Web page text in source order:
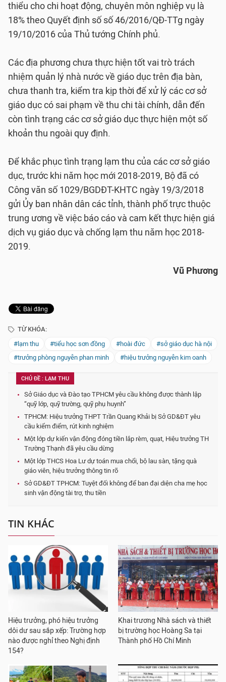
thiểu cho chi hoạt động, chuyên môn nghiệp vụ là
18% theo Quyết định số số 46/2016/QĐ-TTg ngày
19/10/2016 của Thủ tướng Chính phủ.
Các địa phương chưa thực hiện tốt vai trò trách
nhiệm quản lý nhà nước về giáo dục trên địa bàn,
chưa thanh tra, kiểm tra kịp thời để xử lý các cơ sở
giáo dục có sai phạm về thu chi tài chính, dẫn đến
còn tình trạng các cơ sở giáo dục thực hiện một số
khoản thu ngoài quy định.
Để khắc phục tình trạng lạm thu của các cơ sở giáo
dục, trước khi năm học mới 2018-2019, Bộ đã có
Công văn số 1029/BGDĐT-KHTC ngày 19/3/2018
gửi Ủy ban nhân dân các tỉnh, thành phố trực thuộc
trung ương về việc báo cáo và cam kết thực hiện giá
dịch vụ giáo dục và chống lạm thu năm học 2018-
2019.
Vũ Phương
TỪ KHÓA:
#lạm thu
#tiểu học sơn đồng #hoài đức
#sở giáo dục hà nội
#trưởng phòng nguyễn phan minh
#hiệu trưởng nguyễn kim oanh
CHỦ ĐỀ : LẠM THU
Sở Giáo dục và Đào tạo TPHCM yêu cầu không được thành lập
“quỹ lớp, quỹ trường, quỹ phụ huynh”
TPHCM: Hiệu trưởng THPT Trần Quang Khải bị Sở GD&ĐT yêu
cầu kiểm điểm, rút kinh nghiệm
Một lớp dự kiến vận động đóng tiền lắp rèm, quạt, Hiệu trưởng TH
Trường Thạnh đã yêu cầu dừng
Một lớp THCS Hoa Lư dự toán mua chổi, bộ lau sàn, tặng quà
giáo viên, hiệu trưởng thông tin rõ
Sở GD&ĐT TPHCM: Tuyệt đối không để ban đại diện cha mẹ học
sinh vận động tài trợ, thu tiền
TIN KHÁC
Hiệu trưởng, phó hiệu trưởng
dôi dư sau sắp xếp: Trường hợp
nào được nghỉ theo Nghị định
154?
Khai trương Nhà sách và thiết
bị trường học Hoàng Sa tại
Thành phố Hồ Chí Minh